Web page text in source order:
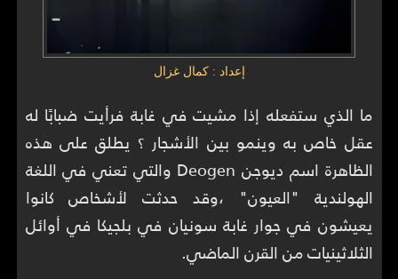
إعداد : كمال غزال
ما الذي ستفعله إذا مشيت في غابة فرأيت ضبابًا له
عقل خاص به وينمو بين الأشجار ؟ يطلق على هذه
الظاهرة اسم ديوجن Deogen والتي تعني في اللغة
الهولندية "العيون" ،وقد حدثت لأشخاص كانوا
يعيشون في جوار غابة سونيان في بلجيكا في أوائل
الثلاثينيات من القرن الماضي.